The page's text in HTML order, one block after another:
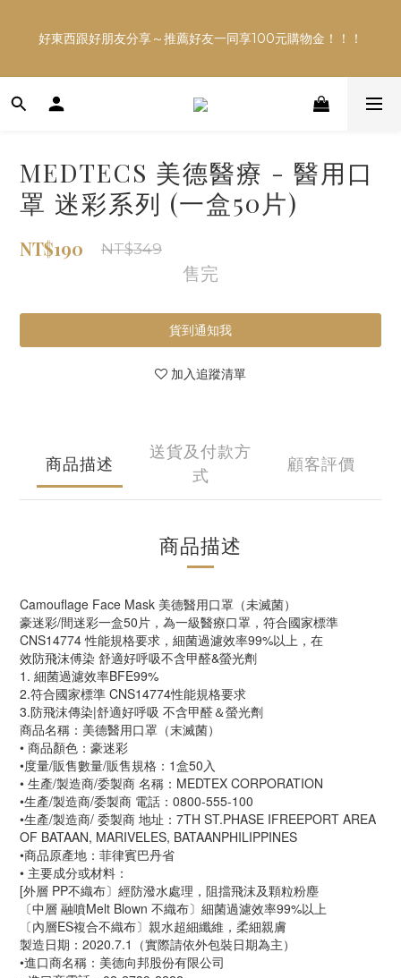
認現貨數量，以避免空等。
好東西跟好朋友分享～推薦好友一同享100元購物金！！！
多平台銷售，商品資訊及數量恐不即時，購買前可與小編確
MEDTECS 美德醫療 - 醫用口
罩 迷彩系列 (一盒50片)
NT$190 NT$349
售完
貨到通知我
加入追蹤清單
商品描述
送貨及付款方
式
顧客評價
商品描述
Camouflage Face Mask 美德醫用口罩（未滅菌）
豪迷彩/間迷彩一盒50片，為一級醫療口罩，符合國家標準
CNS14774 性能規格要求，細菌過濾效率99%以上，在
效防飛沫傅染 舒適好呼吸不含甲醛&螢光劑
1. 細菌過濾效率BFE99%
2.符合國家標準 CNS14774性能規格要求
3.防飛沫傳染|舒適好呼吸 不含甲醛＆螢光劑
商品名稱：美德醫用口罩（末滅菌）
• 商品顏色：豪迷彩
•度量/販售數量/販售規格：1盒50入
• 生產/製造商/委製商 名稱：MEDTEX CORPORATION
•生產/製造商/委製商 電話：0800-555-100
•生產/製造商/ 委製商 地址：7TH ST.PHASE IFREEPORT AREA
OF BATAAN, MARIVELES, BATAANPHILIPPINES
•商品原產地：菲律賓巴丹省
• 主要成分或材料：
[外層 PP不織布〕經防潑水處理，阻擋飛沫及顆粒粉塵
〔中層 融噴Melt Blown 不織布〕細菌過濾效率99%以上
〔內層ES複合不織布〕親水超細纖維，柔細親膚
製造日期：2020.7.1（實際請依外包裝日期為主）
•進口商名稱：美德向邦股份有限公司